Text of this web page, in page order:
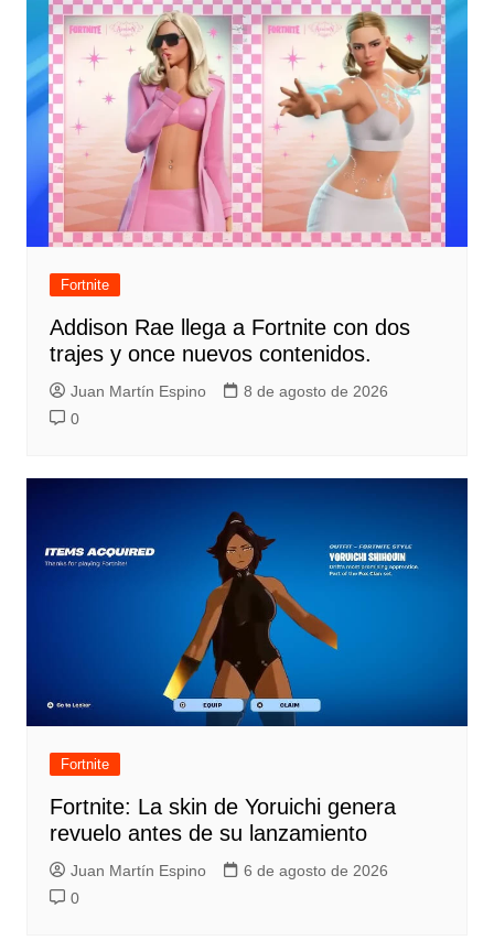
Fortnite
Addison Rae llega a Fortnite con dos
trajes y once nuevos contenidos.
Juan Martín Espino
8 de agosto de 2026
0
Fortnite
Fortnite: La skin de Yoruichi genera
revuelo antes de su lanzamiento
Juan Martín Espino
6 de agosto de 2026
0